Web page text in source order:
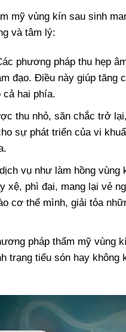
mỹ vùng kín sau sinh
và tâm lý:
phương pháp thu hẹp
đạo. Điều này giúp tăng
cả hai phía.
thu nhỏ, săn chắc trở
sự phát triển của vi
vụ như làm hồng vùng
xệ, phì đại, mang lại vẻ
cơ thể mình, giải tỏa
pháp thẩm mỹ vùng
trạng tiểu són hay